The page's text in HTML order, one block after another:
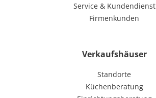
Service & Kundendienst
Firmenkunden
Verkaufshäuser
Standorte
Küchenberatung